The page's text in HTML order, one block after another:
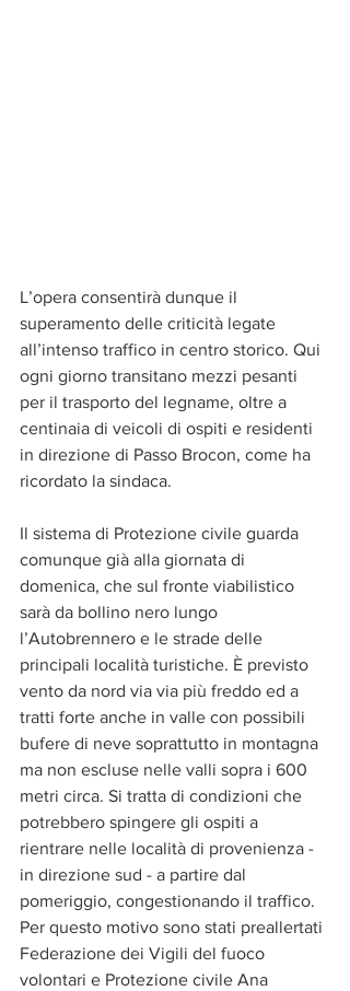
L’opera consentirà dunque il
superamento delle criticità legate
all’intenso traffico in centro storico. Qui
ogni giorno transitano mezzi pesanti
per il trasporto del legname, oltre a
centinaia di veicoli di ospiti e residenti
in direzione di Passo Brocon, come ha
ricordato la sindaca.
Il sistema di Protezione civile guarda
comunque già alla giornata di
domenica, che sul fronte viabilistico
sarà da bollino nero lungo
l’Autobrennero e le strade delle
principali località turistiche. È previsto
vento da nord via via più freddo ed a
tratti forte anche in valle con possibili
bufere di neve soprattutto in montagna
ma non escluse nelle valli sopra i 600
metri circa. Si tratta di condizioni che
potrebbero spingere gli ospiti a
rientrare nelle località di provenienza -
in direzione sud - a partire dal
pomeriggio, congestionando il traffico.
Per questo motivo sono stati preallertati
Federazione dei Vigili del fuoco
volontari e Protezione civile Ana